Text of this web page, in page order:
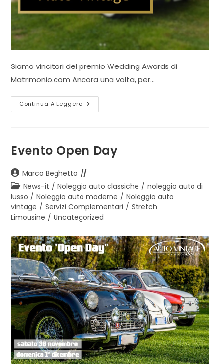
Siamo vincitori del premio Wedding Awards di
Matrimonio.com Ancora una volta, per…
Continua A Leggere Auto
Vintage,
2025
Evento Open Day
Autore
dell'articolo:
Marco Beghetto
Categoria
dell'articolo:
News-it / Noleggio auto classiche / noleggio auto di
lusso / Noleggio auto moderne / Noleggio auto
vintage / Servizi Complementari / Stretch
Limousine / Uncategorized